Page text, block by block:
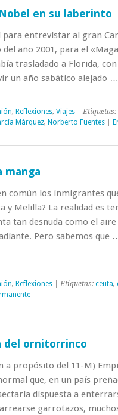
en su laberinto
para entrevistar al gran
año 2001, para el
trasladado a Florida,
un año sabático alejado …
, Reflexiones, Viajes | Etiquetas:
Márquez, Norberto Fuentes
manga
común los inmigrantes
y Melilla? La realidad es
tan desnuda como el
Pero sabemos que
, Reflexiones | Etiquetas: ceuta,
del ornitorrinco
a propósito del 11-M)
que, en un país
dispuesta a
garrotazos,